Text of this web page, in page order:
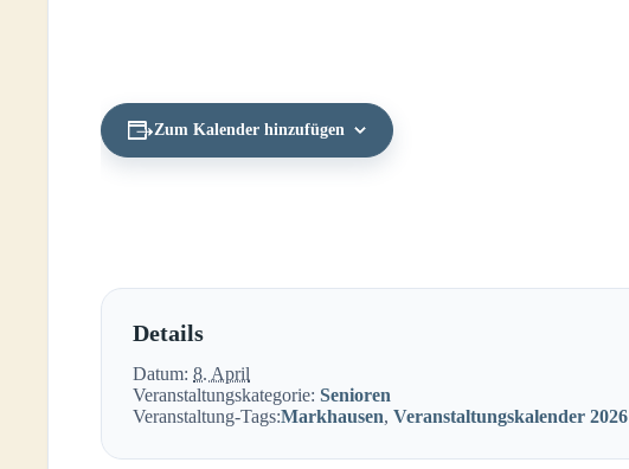
Zum Kalender hinzufügen
Details
Datum: 8. April
Veranstaltungskategorie: Senioren
Veranstaltung-Tags:Markhausen, Veranstaltungskalender 2026